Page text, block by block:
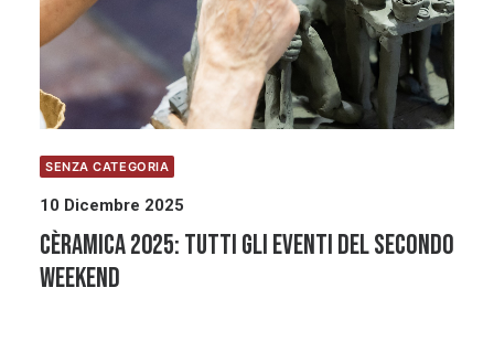
SENZA CATEGORIA
10 Dicembre 2025
Cèramica 2025: tutti gli eventi del secondo
weekend